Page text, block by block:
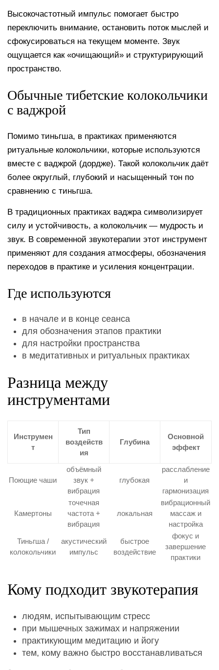
Высокочастотный импульс помогает быстро
переключить внимание, остановить поток мыслей и
сфокусироваться на текущем моменте. Звук
ощущается как «очищающий» и структурирующий
пространство.
Обычные тибетские колокольчики
с ваджрой
Помимо тиньгша, в практиках применяются
ритуальные колокольчики, которые используются
вместе с ваджрой (дордже). Такой колокольчик даёт
более округлый, глубокий и насыщенный тон по
сравнению с тиньгша.
В традиционных практиках ваджра символизирует
силу и устойчивость, а колокольчик — мудрость и
звук. В современной звукотерапии этот инструмент
применяют для создания атмосферы, обозначения
переходов в практике и усиления концентрации.
Где используются
в начале и в конце сеанса
для обозначения этапов практики
для настройки пространства
в медитативных и ритуальных практиках
Разница между
инструментами
Инструмен
т
Тип
воздейств
ия
Глубина
Основной
эффект
Поющие чаши
объёмный
звук +
вибрация
глубокая
расслабление
и
гармонизация
Камертоны
точечная
частота +
вибрация
локальная
вибрационный
массаж и
настройка
Тиньгша /
колокольчики
акустический
импульс
быстрое
воздействие
фокус и
завершение
практики
Кому подходит звукотерапия
людям, испытывающим стресс
при мышечных зажимах и напряжении
практикующим медитацию и йогу
тем, кому важно быстро восстанавливаться